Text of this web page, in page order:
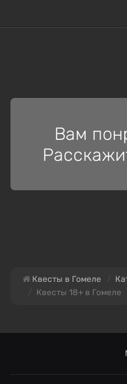
Вам
Квесты в Гомеле
Квесты 18+ в Гомеле